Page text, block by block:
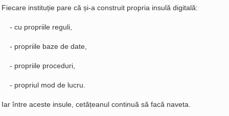
Fiecare instituție pare că și-a construit propria insulă digitală:
- cu propriile reguli,
- propriile baze de date,
- propriile proceduri,
- propriul mod de lucru.
Iar între aceste insule, cetățeanul continuă să facă naveta.